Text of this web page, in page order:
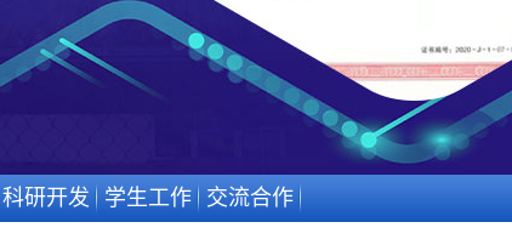
科研开发 学生工作 交流合作